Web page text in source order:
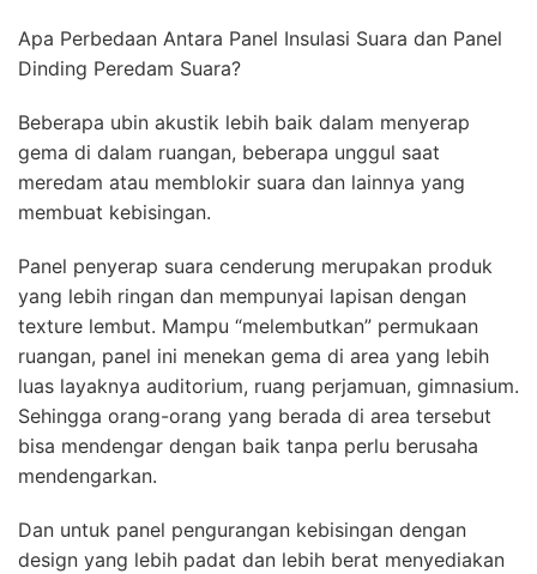
Apa Perbedaan Antara Panel Insulasi Suara dan Panel
Dinding Peredam Suara?
Beberapa ubin akustik lebih baik dalam menyerap
gema di dalam ruangan, beberapa unggul saat
meredam atau memblokir suara dan lainnya yang
membuat kebisingan.
Panel penyerap suara cenderung merupakan produk
yang lebih ringan dan mempunyai lapisan dengan
texture lembut. Mampu “melembutkan” permukaan
ruangan, panel ini menekan gema di area yang lebih
luas layaknya auditorium, ruang perjamuan, gimnasium.
Sehingga orang-orang yang berada di area tersebut
bisa mendengar dengan baik tanpa perlu berusaha
mendengarkan.
Dan untuk panel pengurangan kebisingan dengan
design yang lebih padat dan lebih berat menyediakan